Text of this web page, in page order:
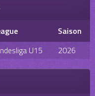
Saison
U15 2026